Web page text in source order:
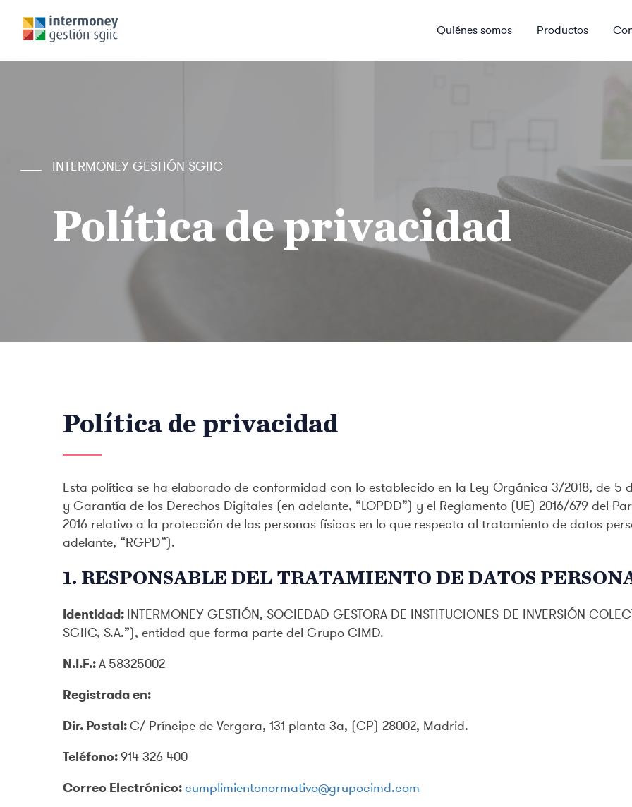
Quiénes somos Productos
INTERMONEY GESTIÓN SGIIC
Política de privacidad
Política de privacidad
Esta política se ha elaborado de conformidad con lo establecido en la Ley Orgánica 3/2018, de 5
y Garantía de los Derechos Digitales (en adelante, “LOPDD”) y el Reglamento (UE) 2016/679 del
2016 relativo a la protección de las personas físicas en lo que respecta al tratamiento de datos
adelante, “RGPD”).
1. RESPONSABLE DEL TRATAMIENTO DE DATOS
Identidad: INTERMONEY GESTIÓN, SOCIEDAD GESTORA DE INSTITUCIONES DE INVERSIÓN
SGIIC, S.A.”), entidad que forma parte del Grupo CIMD.
N.I.F.:A-58325002
Registrada en:
Dir. Postal:C/ Príncipe de Vergara, 131 planta 3ª, (CP) 28002, Madrid.
Teléfono:914 326 400
Correo Electrónico:cumplimientonormativo@grupocimd.com